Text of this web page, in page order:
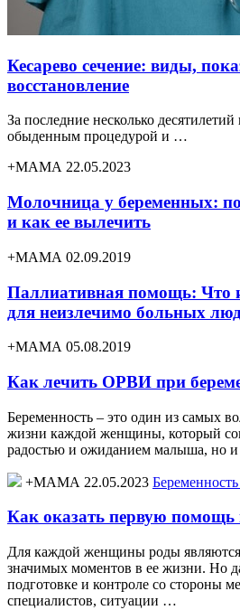
Кесарево сечение: виды,
восстановление
За последние несколько десятилетий
обыденным процедурой и …
+МАМА 22.05.2023
Молочница у беременных:
и как ее вылечить
+МАМА 02.09.2019
Паллиативная помощь: Что
для неизлечимо больных
+МАМА 05.08.2019
Как лечить ОРВИ при
Беременность – это один из самых
жизни каждой женщины, который
радостью и ожиданием малыша, но
+МАМА 22.05.2023
Как оказать первую помощь
Для каждой женщины роды
значимых моментов в ее жизни. Но
подготовке и контроле со стороны
специалистов, ситуации …